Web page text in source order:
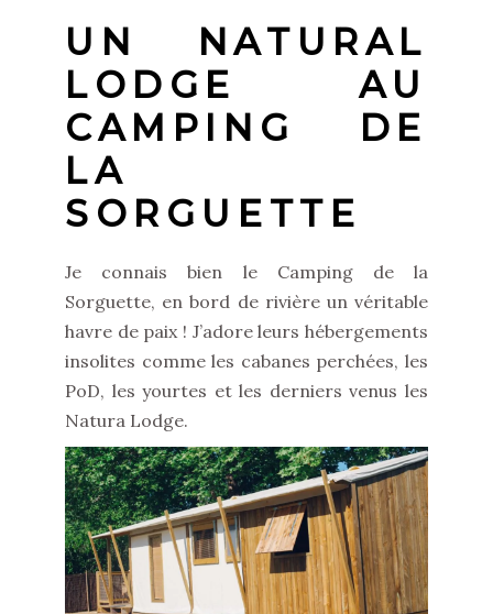
UN NATURAL
LODGE AU
CAMPING DE
LA
SORGUETTE
Je connais bien le Camping de la
Sorguette, en bord de rivière un véritable
havre de paix ! J’adore leurs hébergements
insolites comme les cabanes perchées, les
PoD, les yourtes et les derniers venus les
Natura Lodge.